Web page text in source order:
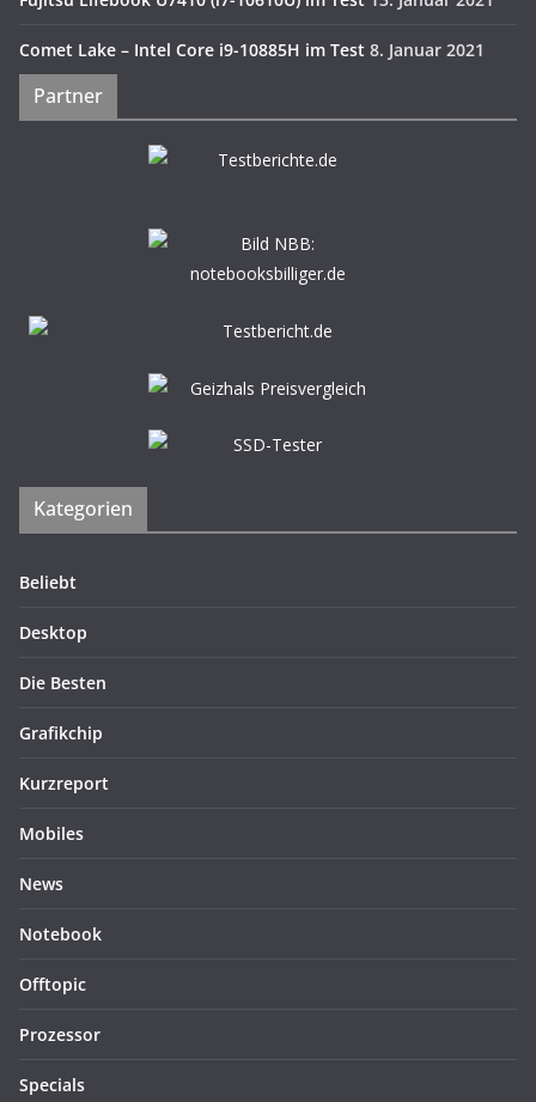
Comet Lake – Intel Core i9-10885H im Test 8. Januar 2021
Partner
Kategorien
Beliebt
Desktop
Die Besten
Grafikchip
Kurzreport
Mobiles
News
Notebook
Offtopic
Prozessor
Specials